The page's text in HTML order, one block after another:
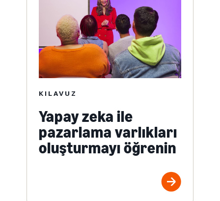
KILAVUZ
Yapay zeka ile
pazarlama varlıkları
oluşturmayı öğrenin